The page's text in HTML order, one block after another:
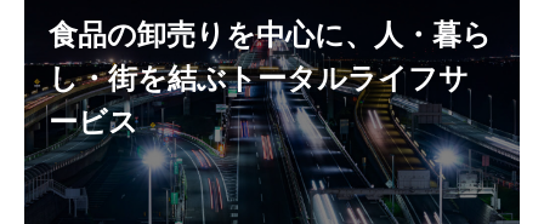
食品の卸売りを中心に、人・暮ら
し・街を結ぶトータルライフサ
ービス